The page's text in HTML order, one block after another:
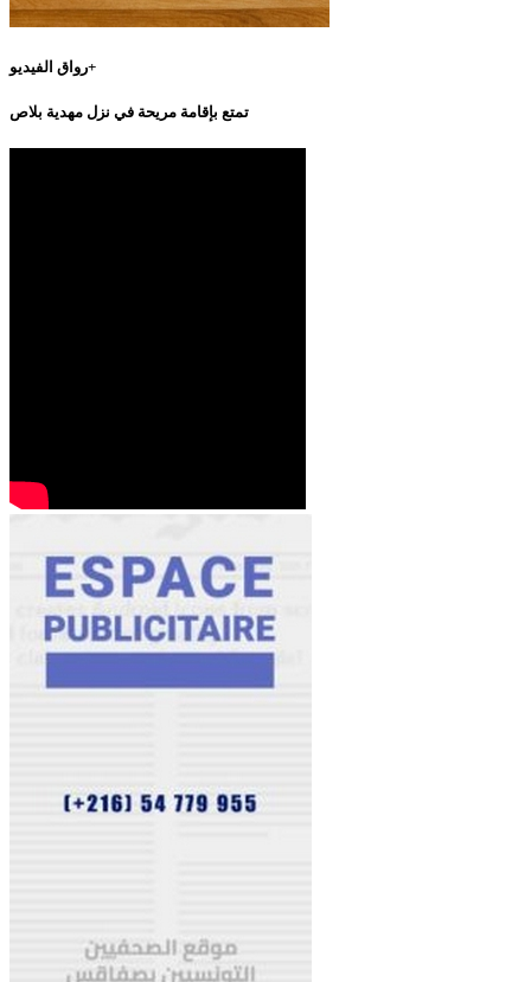
رواق الفيديو+
تمتع بإقامة مريحة في نزل مهدية بلاص